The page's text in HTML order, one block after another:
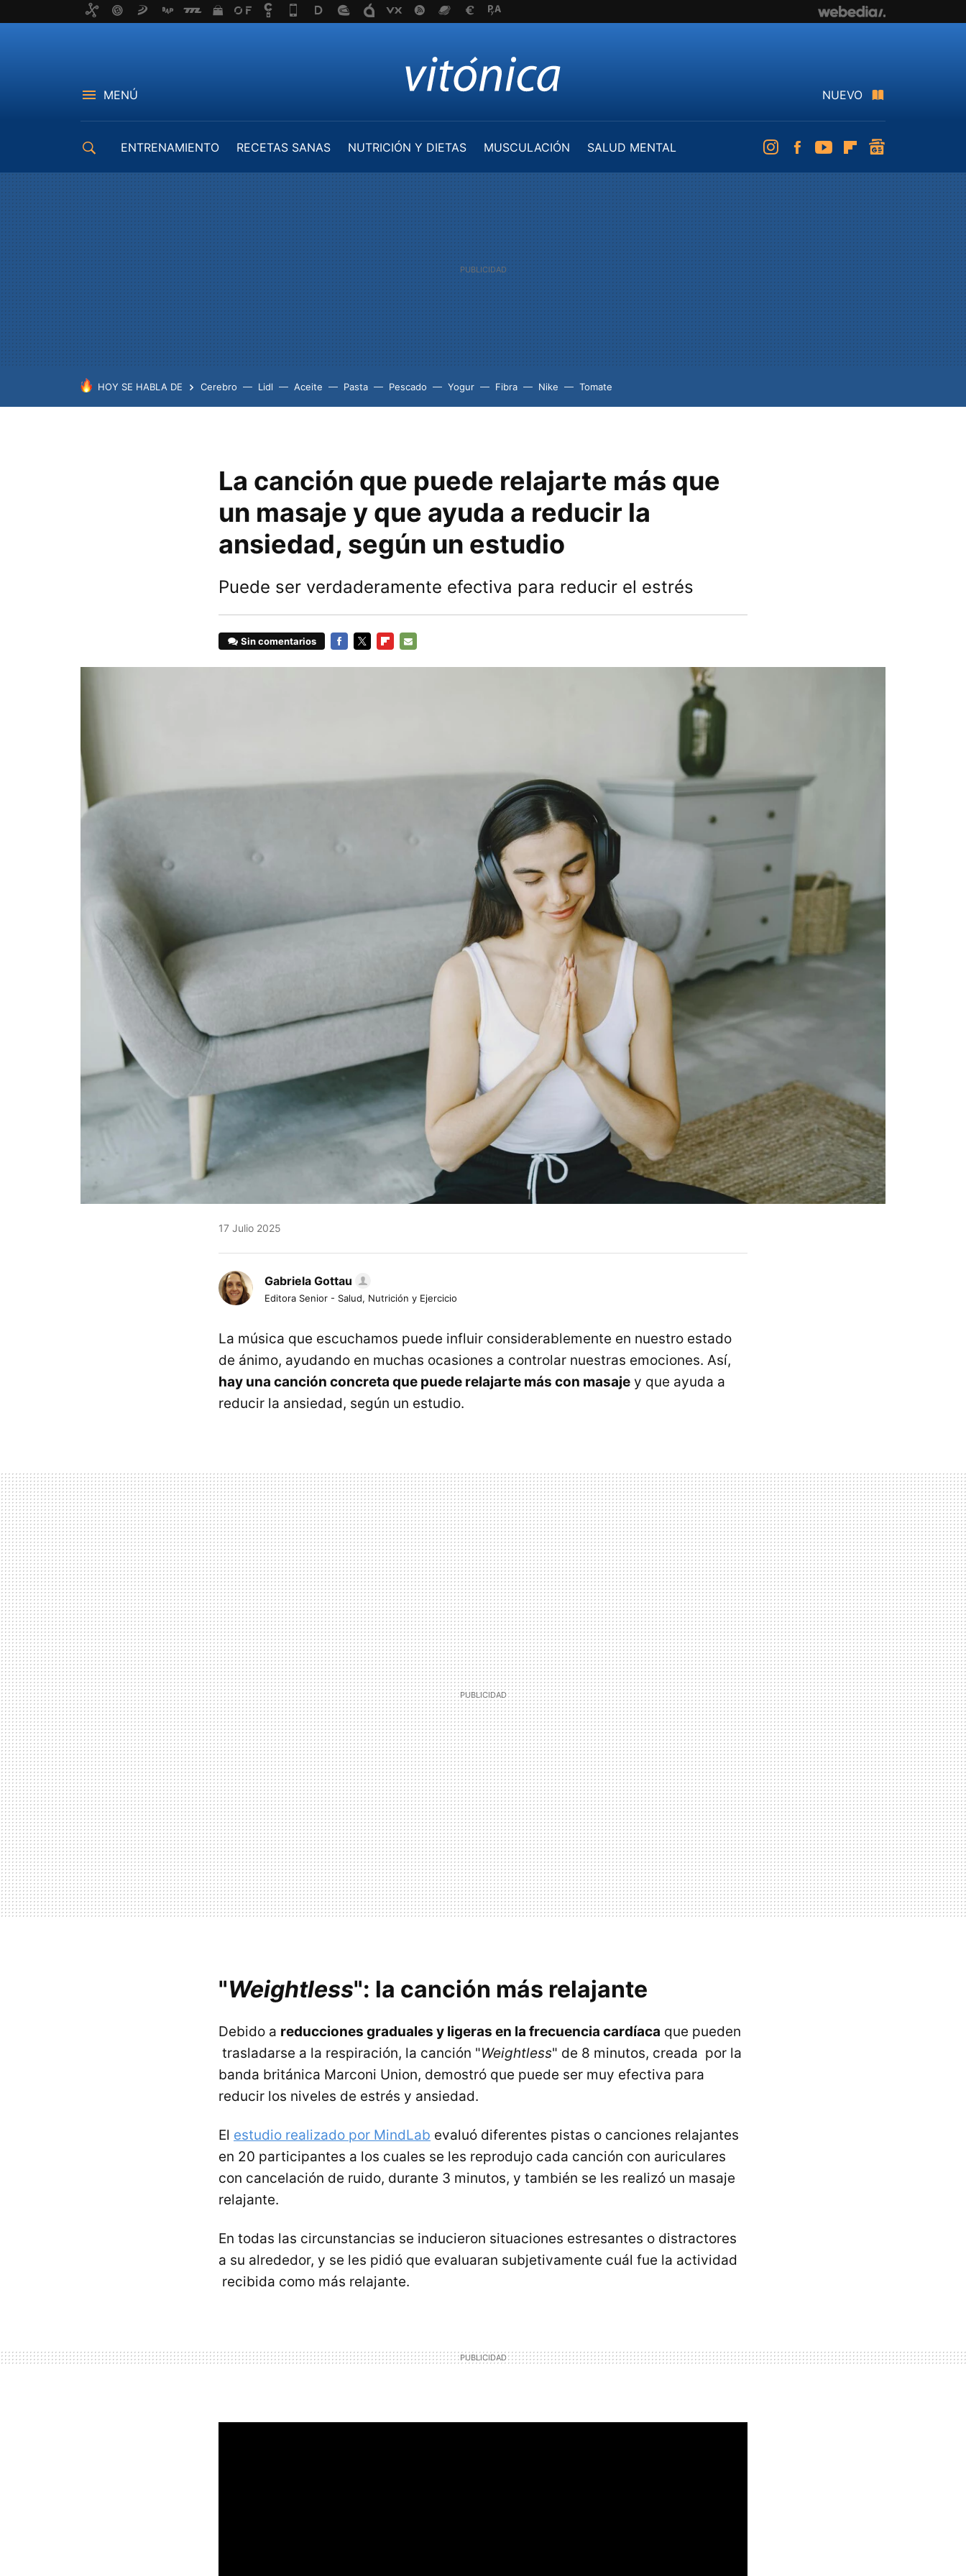
MENÚ NUEVO
ENTRENAMIENTO RECETAS SANAS NUTRICIÓN Y DIETAS MUSCULACIÓN
SALUD MENTAL
InstagramFacebookYoutubeFlipboard
HOY SE HABLA DE Cerebro Lidl Aceite Pasta Pescado Yogur Fibra Nike Tomate
La canción que puede relajarte más que
un masaje y que ayuda a reducir la
ansiedad, según un estudio
Puede ser verdaderamente efectiva para reducir el estrés
Sin comentarios
17 Julio 2025
Gabriela Gottau
Editora Senior - Salud, Nutrición y Ejercicio
La música que escuchamos puede influir considerablemente en nuestro estado
de ánimo, ayudando en muchas ocasiones a controlar nuestras emociones. Así,
hay una canción concreta que puede relajarte más con masaje y que ayuda a
reducir la ansiedad, según un estudio.
"Weightless": la canción más relajante
Debido a reducciones graduales y ligeras en la frecuencia cardíaca que pueden
trasladarse a la respiración, la canción "Weightless" de 8 minutos, creada por la
banda británica Marconi Union, demostró que puede ser muy efectiva para
reducir los niveles de estrés y ansiedad.
El estudio realizado por MindLab evaluó diferentes pistas o canciones relajantes
en 20 participantes a los cuales se les reprodujo cada canción con auriculares
con cancelación de ruido, durante 3 minutos, y también se les realizó un masaje
relajante.
En todas las circunstancias se inducieron situaciones estresantes o distractores
a su alrededor, y se les pidió que evaluaran subjetivamente cuál fue la actividad
recibida como más relajante.